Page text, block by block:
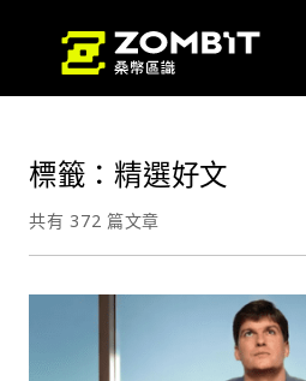
標籤：精選好文
共有 372 篇文章